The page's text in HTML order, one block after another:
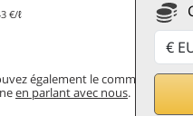
€/ℓ
également le commander par
en parlant avec nous.